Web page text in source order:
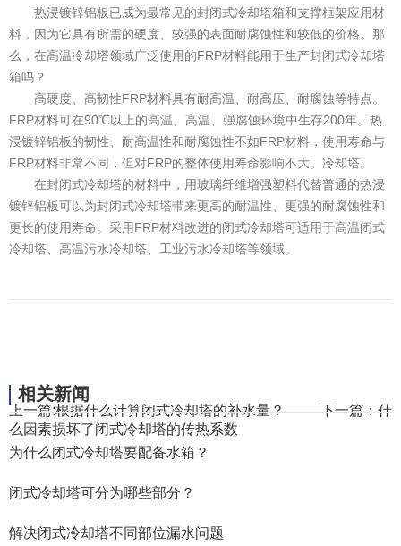
热浸镀锌铝板已成为最常见的封闭式冷却塔箱和支撑框架应用材
料，因为它具有所需的硬度、较强的表面耐腐蚀性和较低的价格。那
么，在高温冷却塔领域广泛使用的FRP材料能用于生产封闭式冷却塔
箱吗？
高硬度、高韧性FRP材料具有耐高温、耐高压、耐腐蚀等特点。
FRP材料可在90℃以上的高温、高温、强腐蚀环境中生存200年。热
浸镀锌铝板的韧性、耐高温性和耐腐蚀性不如FRP材料，使用寿命与
FRP材料非常不同，但对FRP的整体使用寿命影响不大。冷却塔。
在封闭式冷却塔的材料中，用玻璃纤维增强塑料代替普通的热浸
镀锌铝板可以为封闭式冷却塔带来更高的耐温性、更强的耐腐蚀性和
更长的使用寿命。采用FRP材料改进的闭式冷却塔可适用于高温闭式
冷却塔、高温污水冷却塔、工业污水冷却塔等领域。
上一篇:根据什么计算闭式冷却塔的补水量？下一篇：什
么因素损坏了闭式冷却塔的传热系数
相关新闻
为什么闭式冷却塔要配备水箱？
闭式冷却塔可分为哪些部分？
解决闭式冷却塔不同部位漏水问题